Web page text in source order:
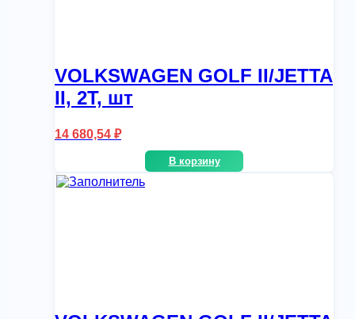
VOLKSWAGEN GOLF II/JETTA
II, 2T, шт
14 680,54 ₽
В корзину